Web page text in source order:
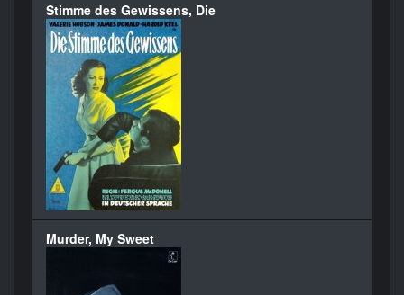
Stimme des Gewissens, Die
Murder, My Sweet